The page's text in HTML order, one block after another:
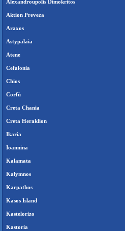
Alexandroupolis Dimokritos
Aktion Preveza
Araxos
Astypalaia
Atene
Cefalonia
Chios
Corfù
Creta Chania
Creta Heraklion
Ikaria
Ioannina
Kalamata
Kalymnos
Karpathos
Kasos Island
Kastelorizo
Kastoria